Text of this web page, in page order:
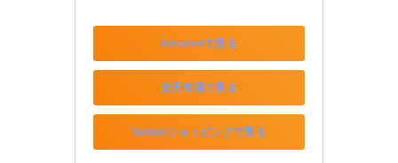
Amazonで見る
楽天市場で見る
Yahoo!ショッピングで見る